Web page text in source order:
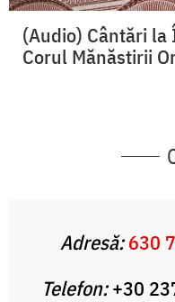
(Audio) Cântări
Corul Mănăstirii
Adresă: 630
Telefon:+30